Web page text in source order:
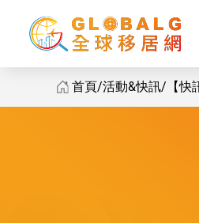
首頁 活動&快訊
【